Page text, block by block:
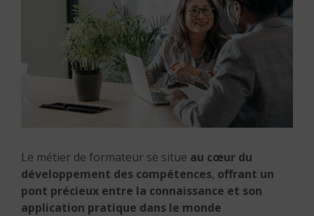
Le métier de formateur se situe au cœur du
développement des compétences, offrant un
pont précieux entre la connaissance et son
application pratique dans le monde